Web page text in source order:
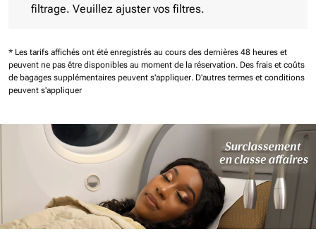
filtrage. Veuillez ajuster vos filtres.
* Les tarifs affichés ont été enregistrés au cours des dernières 48 heures et
peuvent ne pas être disponibles au moment de la réservation. Des frais et coûts
de bagages supplémentaires peuvent s'appliquer. D'autres termes et conditions
peuvent s'appliquer